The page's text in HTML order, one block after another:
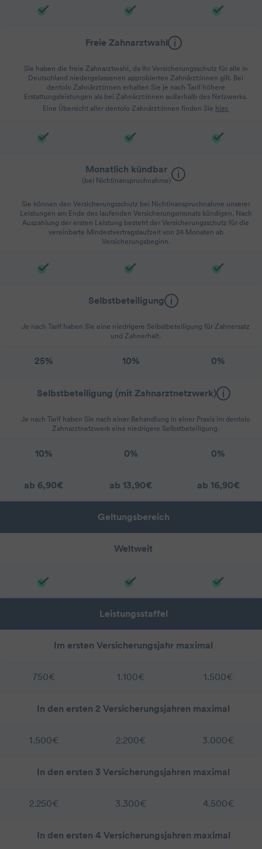
Freie Zahnarztwahl
Sie haben die freie Zahnarztwahl, da Ihr Versicherungsschutz für alle in
Deutschland niedergelassenen approbierten Zahnärzt:innen gilt. Bei
dentolo Zahnärzt:innen erhalten Sie je nach Tarif höhere
Erstattungsleistungen als bei Zahnärzt:innen außerhalb des Netzwerks.
Eine Übersicht aller dentolo Zahnärzt:innen finden Sie hier.
Monatlich kündbar
(bei Nichtinanspruchnahme)
Sie können den Versicherungsschutz bei Nichtinanspruchnahme unserer
Leistungen am Ende des laufenden Versicherungsmonats kündigen. Nach
Auszahlung der ersten Leistung besteht der Versicherungsschutz für die
vereinbarte Mindestvertragslaufzeit von 24 Monaten ab
Versicherungsbeginn.
Selbstbeteiligung
Je nach Tarif haben Sie eine niedrigere Selbstbeteiligung für Zahnersatz
und Zahnerhalt.
25% 10% 0%
Selbstbeteiligung (mit Zahnarztnetzwerk)
Je nach Tarif haben Sie nach einer Behandlung in einer Praxis im dentolo
Zahnarztnetzwerk eine niedrigere Selbstbeteiligung.
10% 0% 0%
ab 6,90€ ab 13,90€ ab 16,90€
Geltungsbereich
Weltweit
Leistungsstaffel
Im ersten Versicherungsjahr maximal
750€ 1.100€ 1.500€
In den ersten 2 Versicherungsjahren maximal
1.500€ 2.200€ 3.000€
In den ersten 3 Versicherungsjahren maximal
2.250€ 3.300€ 4.500€
In den ersten 4 Versicherungsjahren maximal